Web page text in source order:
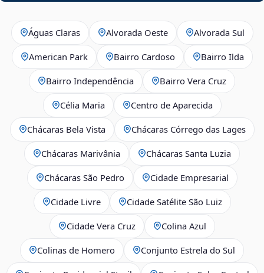
Águas Claras Alvorada Oeste Alvorada Sul
American Park Bairro Cardoso Bairro Ilda
Bairro Independência Bairro Vera Cruz
Célia Maria Centro de Aparecida
Chácaras Bela Vista Chácaras Córrego das Lages
Chácaras Marivânia Chácaras Santa Luzia
Chácaras São Pedro Cidade Empresarial
Cidade Livre Cidade Satélite São Luiz
Cidade Vera Cruz Colina Azul
Colinas de Homero Conjunto Estrela do Sul